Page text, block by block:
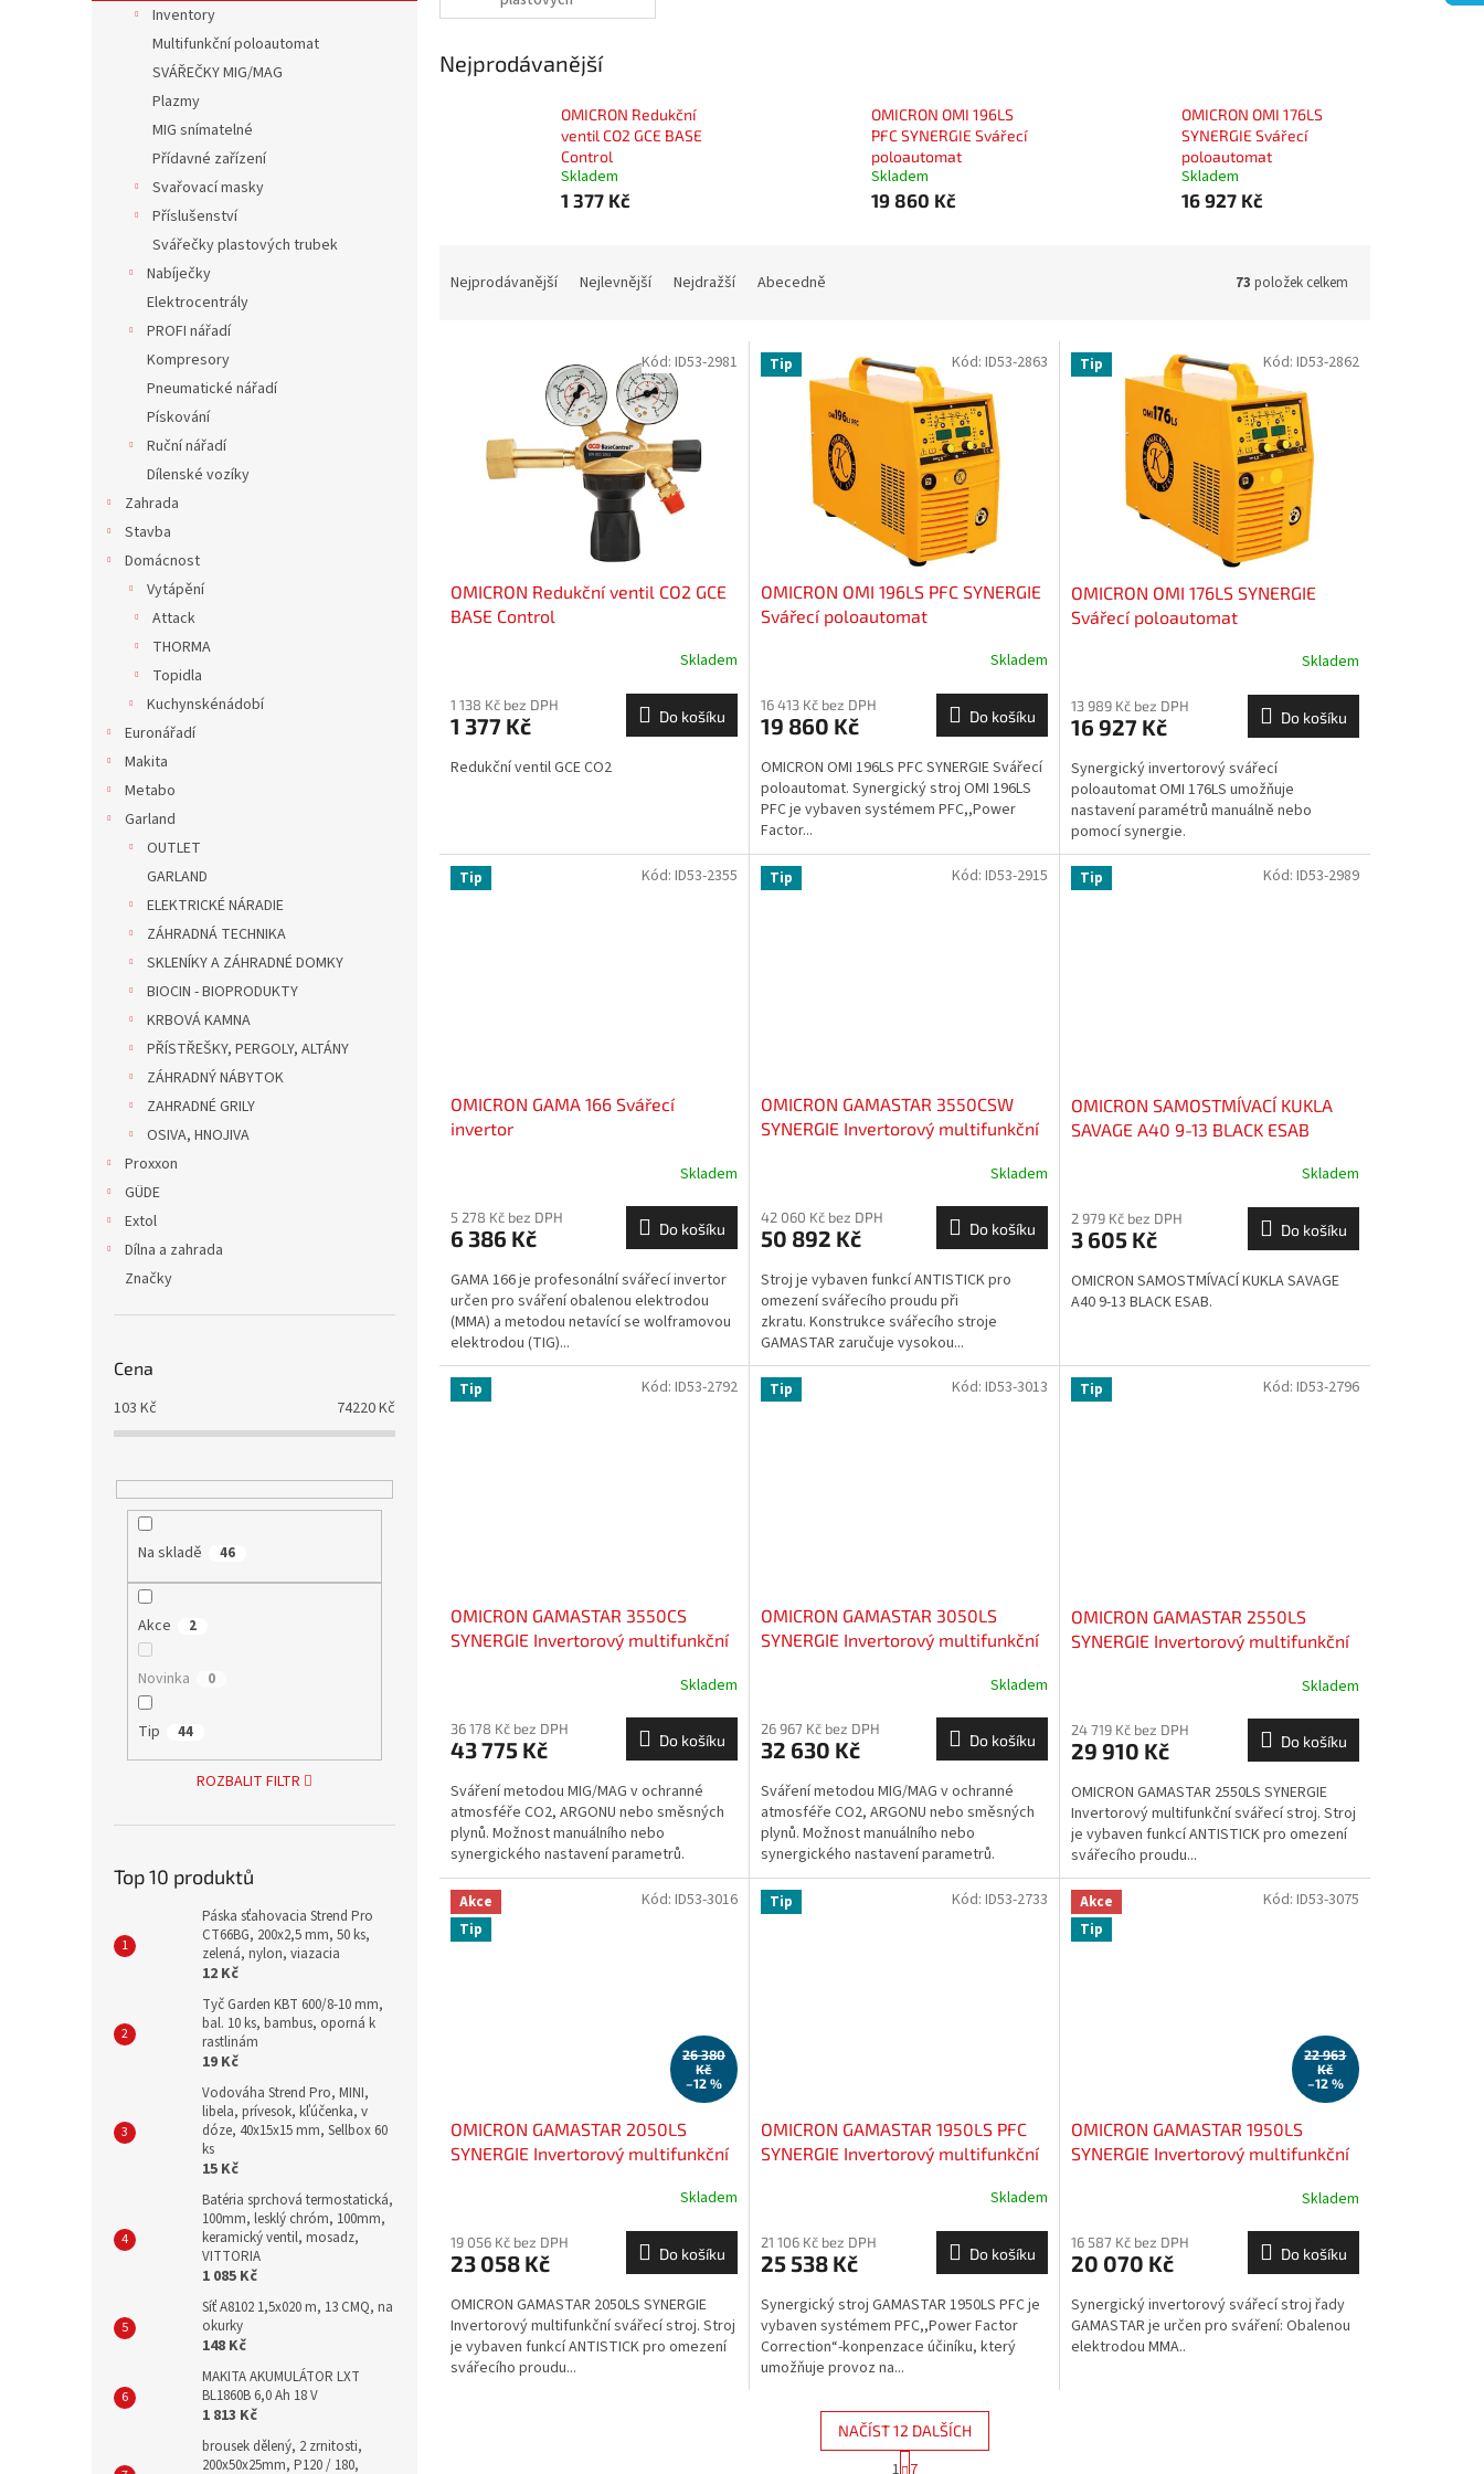
Inventory
Multifunkční poloautomat
SVÁŘEČKY MIG/MAG
Plazmy
MIG snímatelné
Přídavné zařízení
Svařovací masky
Příslušenství
Svářečky plastových trubek
Nabíječky
Elektrocentrály
PROFI nářadí
Kompresory
Pneumatické nářadí
Pískování
Ruční nářadí
Dílenské vozíky
Zahrada
Stavba
Domácnost
Vytápění
Attack
THORMA
Topidla
Kuchynskénádobí
Euronářadí
Makita
Metabo
Garland
OUTLET
GARLAND
ELEKTRICKÉ NÁRADIE
ZÁHRADNÁ TECHNIKA
SKLENÍKY A ZÁHRADNÉ DOMKY
BIOCIN - BIOPRODUKTY
KRBOVÁ KAMNA
PŘÍSTŘEŠKY, PERGOLY, ALTÁNY
ZÁHRADNÝ NÁBYTOK
ZAHRADNÉ GRILY
OSIVA, HNOJIVA
Proxxon
GÜDE
Extol
Dílna a zahrada
Značky
Cena
103 Kč 74220Kč
Na skladě 46
Akce 2
Novinka 0
Tip 44
ROZBALIT FILTR
Top 10 produktů
Páska sťahovacia Strend Pro
CT66BG, 200x2,5 mm, 50 ks,
zelená, nylon, viazacia
12 Kč
Tyč Garden KBT 600/8-10 mm,
bal. 10 ks, bambus, oporná k
rastlinám
19 Kč
Vodováha Strend Pro, MINI,
libela, prívesok, kľúčenka, v
dóze, 40x15x15 mm, Sellbox 60
ks
15 Kč
Batéria sprchová termostatická,
100mm, lesklý chróm, 100mm,
keramický ventil, mosadz,
VITTORIA
1 085 Kč
Síť A8102 1,5x020 m, 13 CMQ, na
okurky
148 Kč
MAKITA AKUMULÁTOR LXT
BL1860B 6,0 Ah 18 V
1 813 Kč
brousek dělený, 2 zrnitosti,
200x50x25mm, P120 / 180,
trubek
Nejprodávanější
OMICRON Redukční
ventil CO2 GCE BASE
Control
Skladem
1 377 Kč
OMICRON OMI 196LS
PFC SYNERGIE Svářecí
poloautomat
Skladem
19 860 Kč
OMICRON OMI 176LS
SYNERGIE Svářecí
poloautomat
Skladem
16 927 Kč
Nejprodávanější Nejlevnější Nejdražší Abecedně 73 položek celkem
OMICRON Redukční ventil CO2 GCE
BASE Control
Skladem
1 138 Kč bez DPH
1 377 Kč Do košíku
Redukční ventil GCE CO2
Kód: ID53-2981 Tip
OMICRON OMI 196LS PFC SYNERGIE
Svářecí poloautomat
Skladem
16 413 Kč bez DPH
19 860 Kč Do košíku
OMICRON OMI 196LS PFC SYNERGIE Svářecí
poloautomat. Synergický stroj OMI 196LS
PFC je vybaven systémem PFC,,Power
Factor...
Kód: ID53-2863 Tip
OMICRON OMI 176LS SYNERGIE
Svářecí poloautomat
Skladem
13 989 Kč bez DPH
16 927 Kč Do košíku
Synergický invertorový svářecí
poloautomat OMI 176LS umožňuje
nastavení paramétrů manuálně nebo
pomocí synergie.
Kód: ID53-2862
Tip
OMICRON GAMA 166 Svářecí
invertor
Skladem
5 278 Kč bez DPH
6 386 Kč Do košíku
GAMA 166 je profesonální svářecí invertor
určen pro sváření obalenou elektrodou
(MMA) a metodou netavící se wolframovou
elektrodou (TIG)...
Kód: ID53-2355 Tip
OMICRON GAMASTAR 3550CSW
SYNERGIE Invertorový multifunkční
Skladem
42 060 Kč bez DPH
50 892 Kč Do košíku
Stroj je vybaven funkcí ANTISTICK pro
omezení svářecího proudu při
zkratu. Konstrukce svářecího stroje
GAMASTAR zaručuje vysokou...
Kód: ID53-2915 Tip
OMICRON SAMOSTMÍVACÍ KUKLA
SAVAGE A40 9-13 BLACK ESAB
Skladem
2 979 Kč bez DPH
3 605 Kč Do košíku
OMICRON SAMOSTMÍVACÍ KUKLA SAVAGE
A40 9-13 BLACK ESAB.
Kód: ID53-2989
Tip
OMICRON GAMASTAR 3550CS
SYNERGIE Invertorový multifunkční
Skladem
36 178 Kč bez DPH
43 775 Kč Do košíku
Sváření metodou MIG/MAG v ochranné
atmosféře CO2, ARGONU nebo směsných
plynů. Možnost manuálního nebo
synergického nastavení parametrů.
Kód: ID53-2792 Tip
OMICRON GAMASTAR 3050LS
SYNERGIE Invertorový multifunkční
Skladem
26 967 Kč bez DPH
32 630 Kč Do košíku
Sváření metodou MIG/MAG v ochranné
atmosféře CO2, ARGONU nebo směsných
plynů. Možnost manuálního nebo
synergického nastavení parametrů.
Kód: ID53-3013 Tip
OMICRON GAMASTAR 2550LS
SYNERGIE Invertorový multifunkční
Skladem
24 719 Kč bez DPH
29 910 Kč Do košíku
OMICRON GAMASTAR 2550LS SYNERGIE
Invertorový multifunkční svářecí stroj. Stroj
je vybaven funkcí ANTISTICK pro omezení
svářecího proudu...
Kód: ID53-2796
Akce
Tip
26 380
Kč
–12 %
OMICRON GAMASTAR 2050LS
SYNERGIE Invertorový multifunkční
Skladem
19 056 Kč bez DPH
23 058 Kč Do košíku
OMICRON GAMASTAR 2050LS SYNERGIE
Invertorový multifunkční svářecí stroj. Stroj
je vybaven funkcí ANTISTICK pro omezení
svářecího proudu...
Kód: ID53-3016 Tip
OMICRON GAMASTAR 1950LS PFC
SYNERGIE Invertorový multifunkční
Skladem
21 106 Kč bez DPH
25 538 Kč Do košíku
Synergický stroj GAMASTAR 1950LS PFC je
vybaven systémem PFC,,Power Factor
Correction“-konpenzace účiníku, který
umožňuje provoz na...
Kód: ID53-2733
Akce
Tip
22 963
Kč
–12 %
OMICRON GAMASTAR 1950LS
SYNERGIE Invertorový multifunkční
Skladem
16 587 Kč bez DPH
20 070 Kč Do košíku
Synergický invertorový svářecí stroj řady
GAMASTAR je určen pro sváření: Obalenou
elektrodou MMA..
Kód: ID53-3075
NAČÍST 12 DALŠÍCH
S